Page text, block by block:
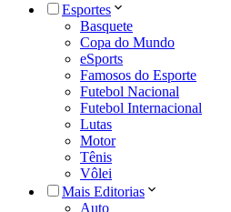
Esportes
Basquete
Copa do Mundo
eSports
Famosos do Esporte
Futebol Nacional
Futebol Internacional
Lutas
Motor
Tênis
Vôlei
Mais Editorias
Auto